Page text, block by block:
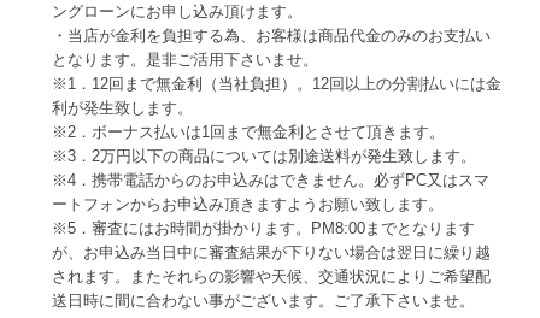
ングローンにお申し込み頂けます。
・当店が金利を負担する為、お客様は商品代金のみのお支払い
となります。是非ご活用下さいませ。
※1．12回まで無金利（当社負担）。12回以上の分割払いには金
利が発生致します。
※2．ボーナス払いは1回まで無金利とさせて頂きます。
※3．2万円以下の商品については別途送料が発生致します。
※4．携帯電話からのお申込みはできません。必ずPC又はスマ
ートフォンからお申込み頂きますようお願い致します。
※5．審査にはお時間が掛かります。PM8:00までとなります
が、お申込み当日中に審査結果が下りない場合は翌日に繰り越
されます。またそれらの影響や天候、交通状況によりご希望配
送日時に間に合わない事がございます。ご了承下さいませ。